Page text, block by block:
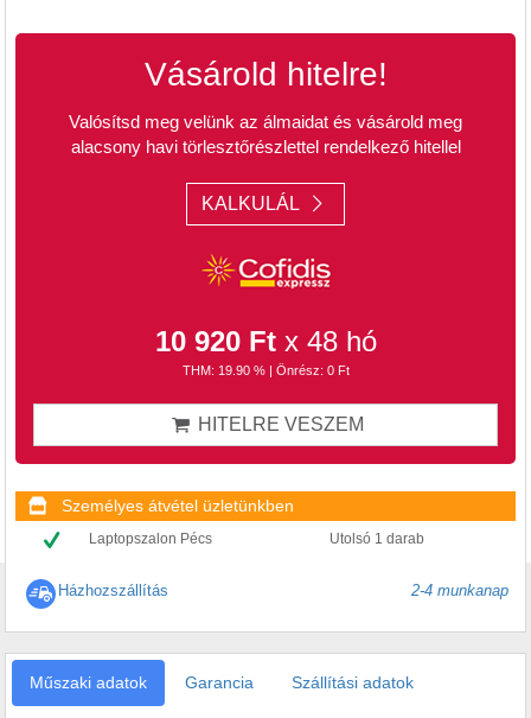
Vásárold hitelre!
Valósítsd meg velünk az álmaidat és vásárold meg
alacsony havi törlesztőrészlettel rendelkező hitellel
KALKULÁL
10 920 Ftx 48 hó
THM: 19.90 % | Önrész: 0 Ft
HITELRE VESZEM
Személyes átvétel üzletünkben
Laptopszalon Pécs Utolsó 1 darab
Házhozszállítás 2-4 munkanap
Műszaki adatok Garancia Szállítási adatok